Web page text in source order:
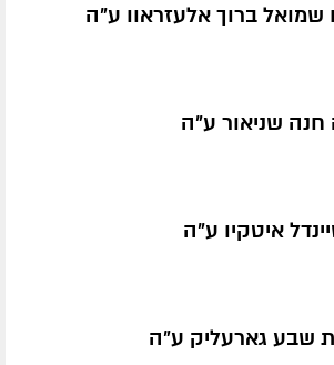
ברוך אלעזראוו ע״ה
חנה שניאור ע״ה
איטקיו ע״ה
שבע גארעליק ע״ה